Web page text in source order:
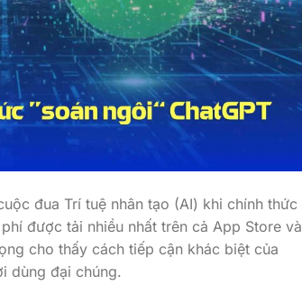
đua Trí tuệ nhân tạo (AI) khi chính thức
được tải nhiều nhất trên cả App Store và
cho thấy cách tiếp cận khác biệt của
dùng đại chúng.